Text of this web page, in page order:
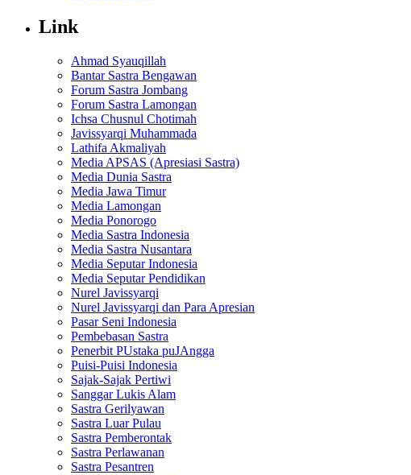
Link
Ahmad Syauqillah
Bantar Sastra Bengawan
Forum Sastra Jombang
Forum Sastra Lamongan
Ichsa Chusnul Chotimah
Javissyarqi Muhammada
Lathifa Akmaliyah
Media APSAS (Apresiasi Sastra)
Media Dunia Sastra
Media Jawa Timur
Media Lamongan
Media Ponorogo
Media Sastra Indonesia
Media Sastra Nusantara
Media Seputar Indonesia
Media Seputar Pendidikan
Nurel Javissyarqi
Nurel Javissyarqi dan Para Apresian
Pasar Seni Indonesia
Pembebasan Sastra
Penerbit PUstaka puJAngga
Puisi-Puisi Indonesia
Sajak-Sajak Pertiwi
Sanggar Lukis Alam
Sastra Gerilyawan
Sastra Luar Pulau
Sastra Pemberontak
Sastra Perlawanan
Sastra Pesantren